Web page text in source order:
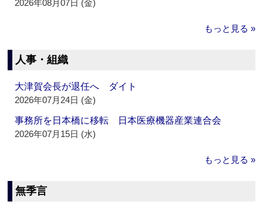
2026年08月07日 (金)
もっと見る »
人事・組織
大津賀会長が退任へ ダイト
2026年07月24日 (金)
事務所を日本橋に移転 日本医療機器産業連合会
2026年07月15日 (水)
もっと見る »
無季言